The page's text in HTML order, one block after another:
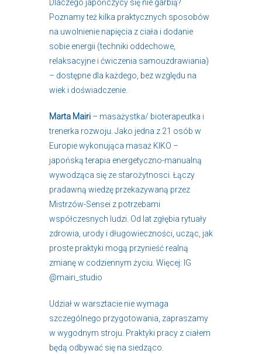
Dlaczego japończycy się nie garbią?
Poznamy też kilka praktycznych sposobów
na uwolnienie napięcia z ciała i dodanie
sobie energii (techniki oddechowe,
relaksacyjne i ćwiczenia samouzdrawiania)
– dostępne dla każdego, bez względu na
wiek i doświadczenie.
Marta Mairi – masażystka/ bioterapeutka i
trenerka rozwoju. Jako jedna z 21 osób w
Europie wykonująca masaż KIKO –
japońską terapia energetyczno-manualną
wywodząca się ze starożytnosci. Łączy
pradawną wiedzę przekazywaną przez
Mistrzów-Sensei z potrzebami
współczesnych ludzi. Od lat zgłębia rytuały
zdrowia, urody i długowieczności, ucząc, jak
proste praktyki mogą przynieść realną
zmianę w codziennym życiu. Więcej: IG
@mairi_studio
Udział w warsztacie nie wymaga
szczególnego przygotowania, zapraszamy
w wygodnym stroju. Praktyki pracy z ciałem
będą odbywać się na siedząco.